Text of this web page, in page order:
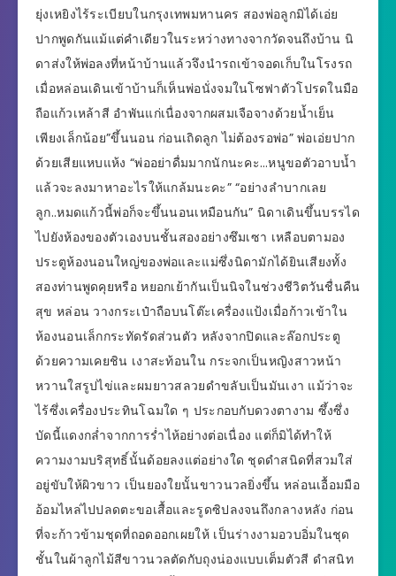
ยุ่งเหยิงไร้ระเบียบในกรุงเทพมหานคร สองพ่อลูกมิได้เอ่ย
ปากพูดกันแม้แต่คำเดียวในระหว่างทางจากวัดจนถึงบ้าน นิ
ดาส่งให้พ่อลงที่หน้าบ้านแล้วจึงนำรถเข้าจอดเก็บในโรงรถ
เมื่อหล่อนเดินเข้าบ้านก็เห็นพ่อนั่งจมในโซฟาตัวโปรดในมือ
ถือแก้วเหล้าสี อำพันแก่เนื่องจากผสมเจือจางด้วยน้ำเย็น
เพียงเล็กน้อย”ขึ้นนอน ก่อนเถิดลูก ไม่ต้องรอพ่อ” พ่อเอ่ยปาก
ด้วยเสียแหบแห้ง “พ่ออย่าดื่มมากนักนะคะ…หนูขอตัวอาบน้ำ
แล้วจะลงมาหาอะไรให้แกล้มนะคะ” “อย่างลำบากเลย
ลูก..หมดแก้วนี้พ่อก็จะขึ้นนอนเหมือนกัน” นิดาเดินขึ้นบรรได
ไปยังห้องของตัวเองบนชั้นสองอย่างซึมเซา เหลือบตามอง
ประตูห้องนอนใหญ่ของพ่อและแม่ซึ่งนิดามักได้ยินเสียงทั้ง
สองท่านพูดคุยหรือ หยอกเย้ากันเป็นนิจในช่วงชีวิตวันชื่นคืน
สุข หล่อน วางกระเป๋าถือบนโต๊ะเครื่องแป้งเมื่อก้าวเข้าใน
ห้องนอนเล็กกระทัดรัดส่วนตัว หลังจากปิดและล๊อกประตู
ด้วยความเคยชิน เงาสะท้อนใน กระจกเป็นหญิงสาวหน้า
หวานใสรูปไข่และผมยาวสลวยดำขลับเป็นมันเงา แม้ว่าจะ
ไร้ซึ่งเครื่องประทินโฉมใด ๆ ประกอบกับดวงตางาม ซึ้งซึ่ง
บัดนี้แดงกล่ำจากการร่ำไห้อย่างต่อเนื่อง แต่ก็มิได้ทำให้
ความงามบริสุทธิ์นั้นด้อยลงแต่อย่างใด ชุดดำสนิดที่สวมใส่
อยู่ขับให้ผิวขาว เป็นยองใยนั้นขาวนวลยิ่งขึ้น หล่อนเอื้อมมือ
อ้อมไหล่ไปปลดตะขอเสื้อและรูดซิปลงจนถึงกลางหลัง ก่อน
ที่จะก้าวข้ามชุดที่ถอดออกเผยให้ เป็นร่างงามอวบอิ่มในชุด
ชั้นในผ้าลูกไม้สีขาวนวลตัดกับถุงน่องแบบเต็มตัวสี ดำสนิท